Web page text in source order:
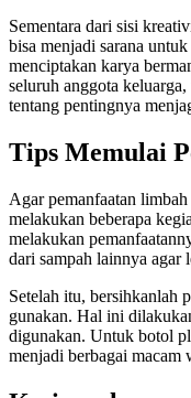
Sementara dari sisi
bisa menjadi sarana
menciptakan karya
seluruh anggota
tentang pentingnya
Tips Memulai
Agar pemanfaatan
melakukan beberapa
melakukan
dari sampah lainnya agar
Setelah itu, bersihkanlah
gunakan. Hal ini
digunakan. Untuk botol
menjadi berbagai macam